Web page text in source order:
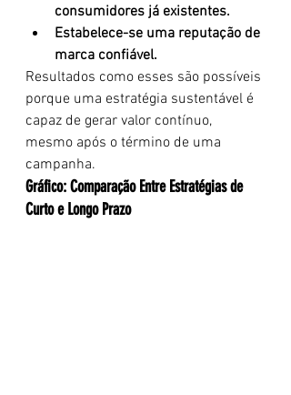
consumidores já existentes.
Estabelece-se uma reputação de
marca confiável.
Resultados como esses são possíveis
porque uma estratégia sustentável é
capaz de gerar valor contínuo,
mesmo após o término de uma
campanha.
Gráfico: Comparação Entre Estratégias de
Curto e Longo Prazo